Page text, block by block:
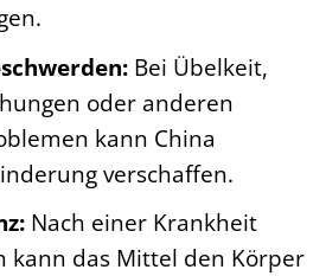
Bei Übelkeit,
oder anderen
kann China
verschaffen.
Nach einer Krankheit
kann das Mittel den Körper